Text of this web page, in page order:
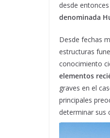
desde
denominada
Desde fechas
estructuras
conocimiento
elementos
graves en el
principales
determinar sus